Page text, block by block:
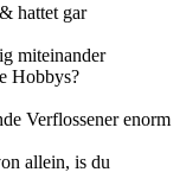
hattet gar
miteinander
Hobbys?
Verflossener enorm
allein, is du